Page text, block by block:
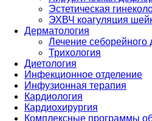
Эстетическая
ЭХВЧ коагуляция
Дерматология
Лечение себорейного
Трихология
Диетология
Инфекционное отделение
Инфузионная терапия
Кардиология
Кардиохирургия
Комплексные программы